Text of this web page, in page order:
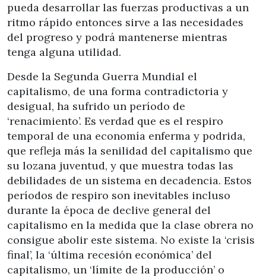
pueda desarrollar las fuerzas productivas a un
ritmo rápido entonces sirve a las necesidades
del progreso y podrá mantenerse mientras
tenga alguna utilidad.
Desde la Segunda Guerra Mundial el
capitalismo, de una forma contradictoria y
desigual, ha sufrido un período de
‘renacimiento’. Es verdad que es el respiro
temporal de una economía enferma y podrida,
que refleja más la senilidad del capitalismo que
su lozana juventud, y que muestra todas las
debilidades de un sistema en decadencia. Estos
períodos de respiro son inevitables incluso
durante la época de declive general del
capitalismo en la medida que la clase obrera no
consigue abolir este sistema. No existe la ‘crisis
final’, la ‘última recesión económica’ del
capitalismo, un ‘límite de la producción’ o